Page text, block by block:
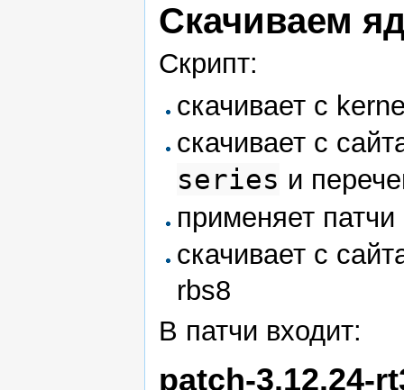
Скачиваем
Скрипт:
скачивает с
скачивает с
series и
применяет
скачивает с
rbs8
В патчи входит:
patch-3.12.24-